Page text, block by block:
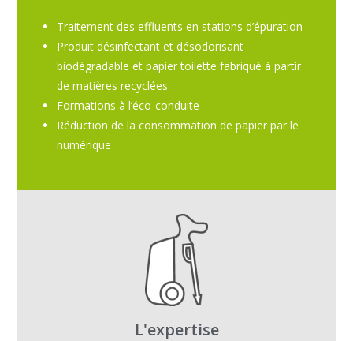
Traitement des effluents en stations d’épuration
Produit désinfectant et désodorisant
biodégradable et papier toilette fabriqué à partir
de matières recyclées
Formations à l’éco-conduite
Réduction de la consommation de papier par le
numérique
L'expertise